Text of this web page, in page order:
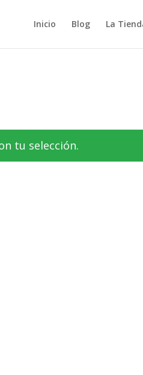
Inicio Blog La
tu selección.